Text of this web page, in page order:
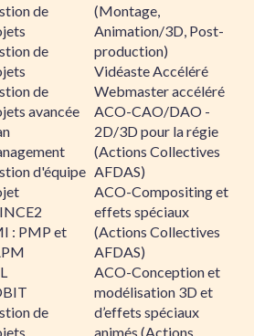
de
de
de
avancée
d'équipe
: PMP et
de
(Montage,
Animation/3D, Post-
production)
Vidéaste Accéléré
Webmaster accéléré
ACO-CAO/DAO -
2D/3D pour la régie
(Actions Collectives
AFDAS)
ACO-Compositing et
effets spéciaux
(Actions Collectives
AFDAS)
ACO-Conception et
modélisation 3D et
d’effets spéciaux
animés (Actions